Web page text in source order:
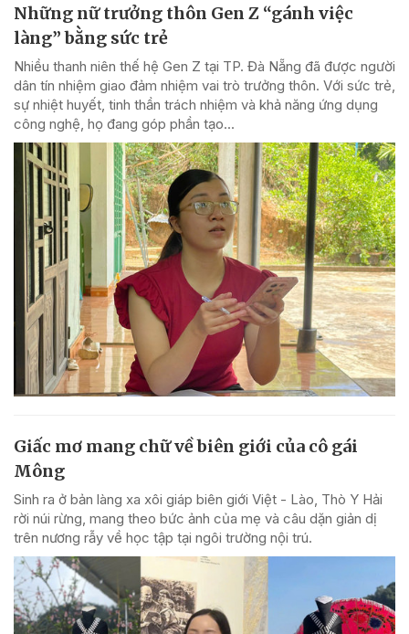
Những nữ trưởng thôn Gen Z “gánh việc
làng” bằng sức trẻ
Nhiều thanh niên thế hệ Gen Z tại TP. Đà Nẵng đã được người
dân tín nhiệm giao đảm nhiệm vai trò trưởng thôn. Với sức trẻ,
sự nhiệt huyết, tinh thần trách nhiệm và khả năng ứng dụng
công nghệ, họ đang góp phần tạo...
Giấc mơ mang chữ về biên giới của cô gái
Mông
Sinh ra ở bản làng xa xôi giáp biên giới Việt - Lào, Thò Y Hải
rời núi rừng, mang theo bức ảnh của mẹ và câu dặn giản dị
trên nương rẫy về học tập tại ngôi trường nội trú.